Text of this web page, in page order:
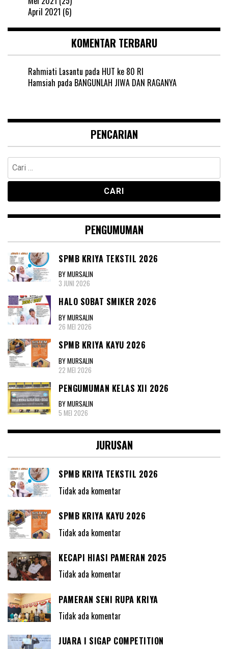
April 2021 (6)
KOMENTAR TERBARU
Rahmiati Lasantu pada HUT ke 80 RI
Hamsiah pada BANGUNLAH JIWA DAN RAGANYA
PENCARIAN
Cari
untuk:
PENGUMUMAN
SPMB KRIYA TEKSTIL 2026
BY MURSALIN
3 JUNI 2026
HALO SOBAT SMIKER 2026
BY MURSALIN
26 MEI 2026
SPMB KRIYA KAYU 2026
BY MURSALIN
22 MEI 2026
PENGUMUMAN KELAS XII 2026
BY MURSALIN
5 MEI 2026
JURUSAN
SPMB KRIYA TEKSTIL 2026
Tidak ada komentar
SPMB KRIYA KAYU 2026
Tidak ada komentar
KECAPI HIASI PAMERAN 2025
Tidak ada komentar
PAMERAN SENI RUPA KRIYA
Tidak ada komentar
JUARA I SIGAP COMPETITION